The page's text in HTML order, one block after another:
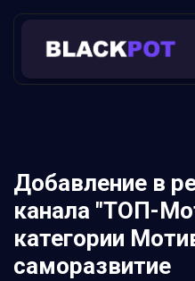
Добавление в
канала "TOП-
категории
саморазвитие